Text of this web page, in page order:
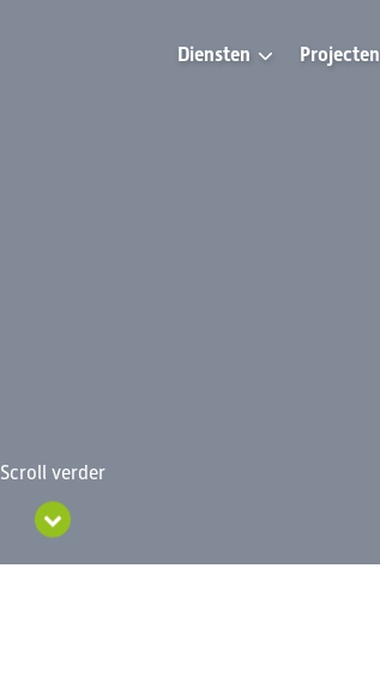
Diensten Projecten
Scroll verder